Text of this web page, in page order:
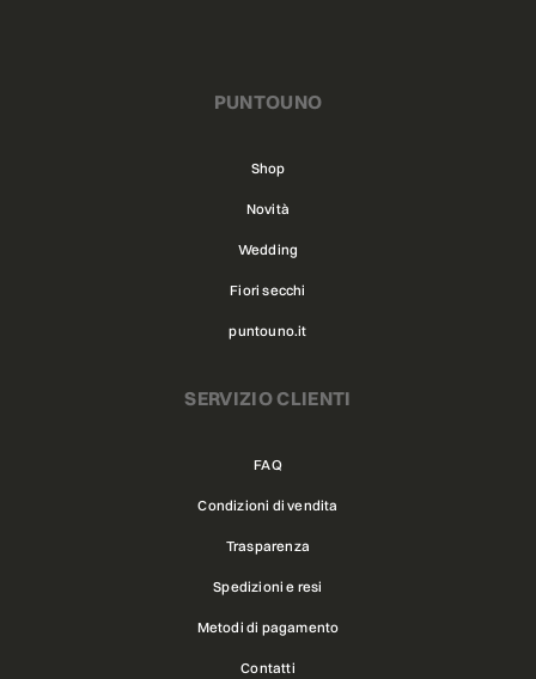
PUNTOUNO
Shop
Novità
Wedding
Fiori secchi
puntouno.it
SERVIZIO CLIENTI
FAQ
Condizioni di vendita
Trasparenza
Spedizioni e resi
Metodi di pagamento
Contatti